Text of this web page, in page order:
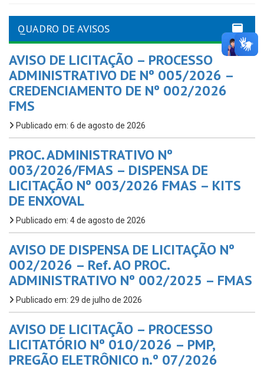
QUADRO DE AVISOS
AVISO DE LICITAÇÃO – PROCESSO
ADMINISTRATIVO DE Nº 005/2026 –
CREDENCIAMENTO DE Nº 002/2026
FMS
Publicado em: 6 de agosto de 2026
PROC. ADMINISTRATIVO Nº
003/2026/FMAS – DISPENSA DE
LICITAÇÃO Nº 003/2026 FMAS – KITS
DE ENXOVAL
Publicado em: 4 de agosto de 2026
AVISO DE DISPENSA DE LICITAÇÃO Nº
002/2026 – Ref. AO PROC.
ADMINISTRATIVO Nº 002/2025 – FMAS
Publicado em: 29 de julho de 2026
AVISO DE LICITAÇÃO – PROCESSO
LICITATÓRIO Nº 010/2026 – PMP,
PREGÃO ELETRÔNICO n.º 07/2026